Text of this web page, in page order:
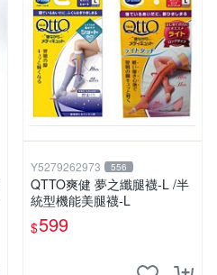
Y5279262973 556
QTTO爽健 夢之纖腿襪-L /半
統型機能美腿襪-L
$599